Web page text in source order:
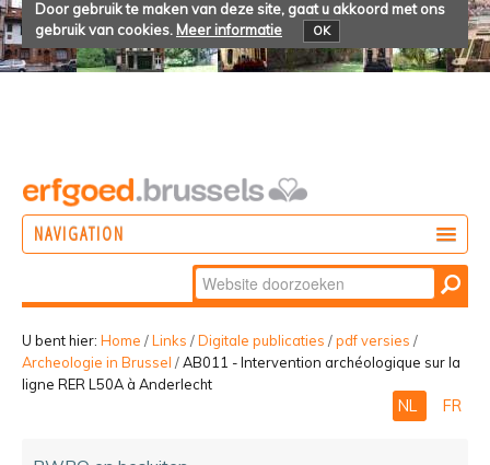
Door gebruik te maken van deze site, gaat u akkoord met ons
gebruik van cookies. Meer informatie OK
NAVIGATION
BELEVEN
Zoek
Geavanceerd
zoeken...
U bent hier: Home /Links /Digitale publicaties /pdf versies /
Archeologie in Brussel /AB011 - Intervention archéologique sur la
ligne RER L50A à Anderlecht
NL FR